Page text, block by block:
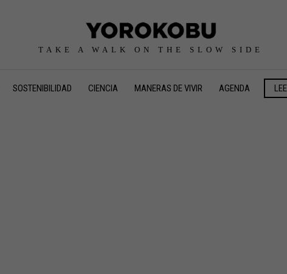
TAKE A WALK ON THE SLOW SIDE
SOSTENIBILIDAD CIENCIA MANERAS DE VIVIR AGENDA